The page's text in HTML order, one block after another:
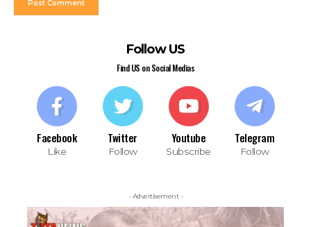
Follow US
Find US on Social Medias
Facebook
Like
Twitter
Follow
Youtube
Subscribe
Telegram
Follow
- Advertisement -